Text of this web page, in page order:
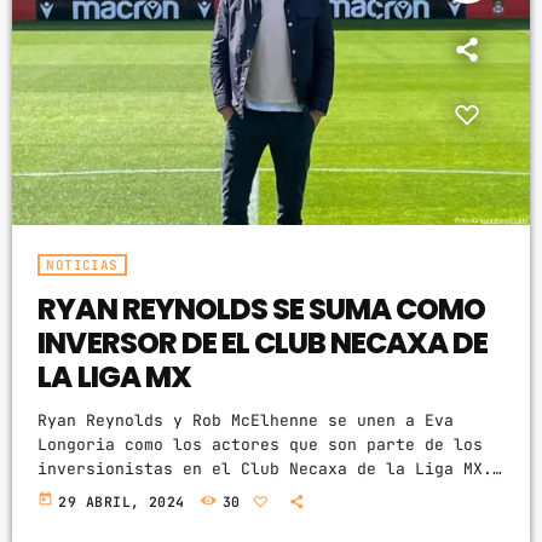
NOTICIAS
RYAN REYNOLDS SE SUMA COMO
INVERSOR DE EL CLUB NECAXA DE
LA LIGA MX
Ryan Reynolds y Rob McElhenne se unen a Eva
Longoria como los actores que son parte de los
inversionistas en el Club Necaxa de la Liga MX.
El actor Ryan Reynolds, reconocido por éxitos en
today 29 ABRIL, 2024 30